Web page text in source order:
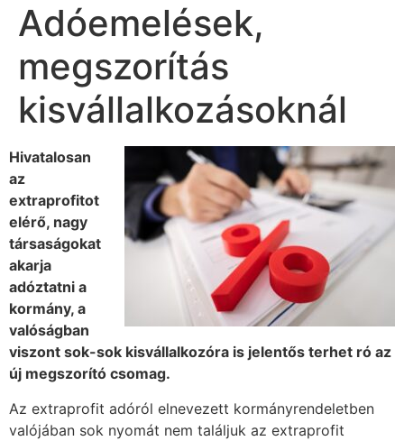
Adóemelések,
megszorítás
kisvállalkozásoknál
Hivatalosan
az
extraprofitot
elérő, nagy
társaságokat
akarja
adóztatni a
kormány, a
valóságban
viszont sok-sok kisvállalkozóra is jelentős terhet ró az
új megszorító csomag.
Az extraprofit adóról elnevezett kormányrendeletben
valójában sok nyomát nem találjuk az extraprofit